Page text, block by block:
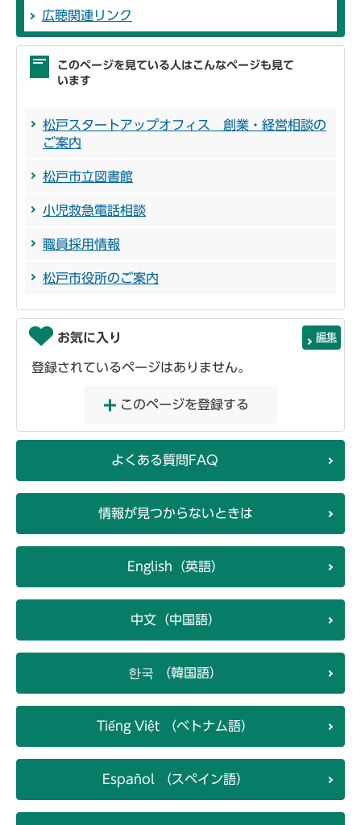
広聴関連リンク
このページを見ている人はこんなページも見て
います
松戸スタートアップオフィス 創業・経営相談の
ご案内
松戸市立図書館
小児救急電話相談
職員採用情報
松戸市役所のご案内
お気に入り 編集
登録されているページはありません。
このページを登録する
よくある質問FAQ
情報が見つからないときは
English（英語）
中文（中国語）
한국 （韓国語）
Tiếng Việt （ベトナム語）
Español （スペイン語）